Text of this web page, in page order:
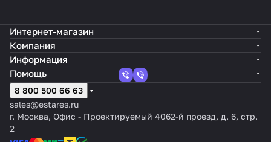
Интернет-магазин
Компания
Информация
Помощь
8 800 500 66 63
sales@estares.ru
г. Москва, Офис - Проектируемый 4062-й проезд, д. 6, стр.
2